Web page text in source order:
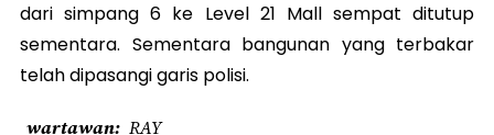
dari simpang 6 ke Level 21 Mall sempat ditutup
sementara. Sementara bangunan yang terbakar
telah dipasangi garis polisi.
wartawan RAY